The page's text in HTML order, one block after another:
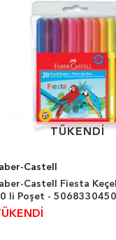
TÜKENDİ
TÜKENDİ
Castell
Castell Fiesta
li Poşet - 5068330450